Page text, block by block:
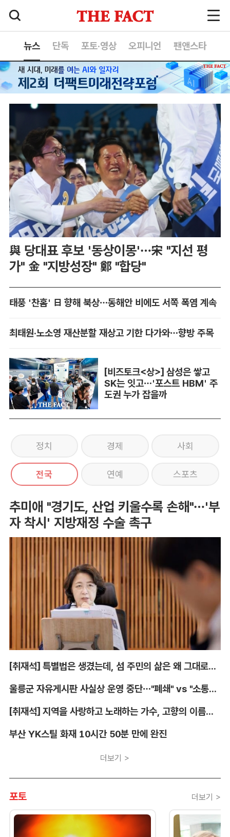
뉴스 단독 포토·영상 오피니언 팬앤스타
與 당대표 후보 '동상이몽'…宋 "지선 평
가" 金 "지방성장" 鄭 "합당"
태풍 '찬홈' 日 향해 북상…동해안 비에도 서쪽 폭염 계속
최태원·노소영 재산분할 재상고 기한 다가와…향방 주목
[비즈토크<상>] 삼성은 쌓고
SK는 잇고…'포스트 HBM' 주
도권 누가 잡을까
정치 경제 사회
전국 연예 스포츠
추미애 "경기도, 산업 키울수록 손해"…'부
자 착시' 지방재정 수술 촉구
[취재석] 특별법은 생겼는데, 섬 주민의 삶은 왜 그대로인가
울릉군 자유게시판 사실상 운영 중단…"폐쇄" vs "소통창구 지켜야"
[취재석] 지역을 사랑하고 노래하는 가수, 고향의 이름을 남긴다
부산 YK스틸 화재 10시간 50분 만에 완진
더보기 >
포토 더보기 >